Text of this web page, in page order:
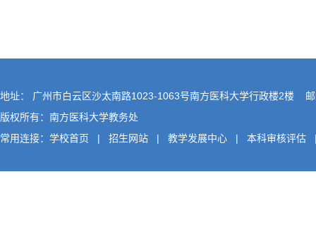
地址： 广州市白云区沙太南路1023-1063号南方医科大学行政楼2楼
版权所有：南方医科大学教务处
常用连接： 学校首页 | 招生网站 | 教学发展中心 | 本科审核评估